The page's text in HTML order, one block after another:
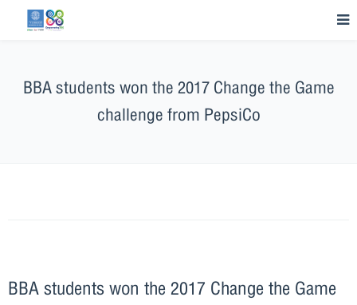
BBA students won the 2017 Change the Game
challenge from PepsiCo
BBA students won the 2017 Change the Game